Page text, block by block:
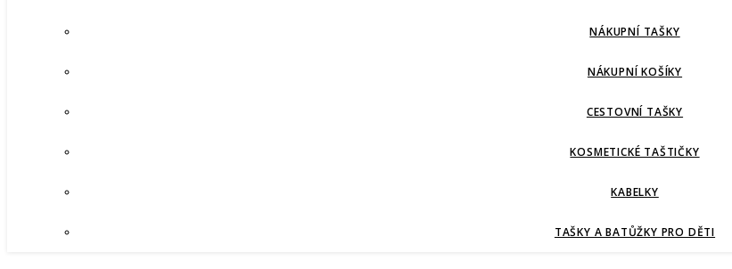
NÁKUPNÍ TAŠKY
NÁKUPNÍ KOŠÍKY
CESTOVNÍ TAŠKY
KOSMETICKÉ TAŠTIČKY
KABELKY
TAŠKY A BATŮŽKY PRO DĚTI